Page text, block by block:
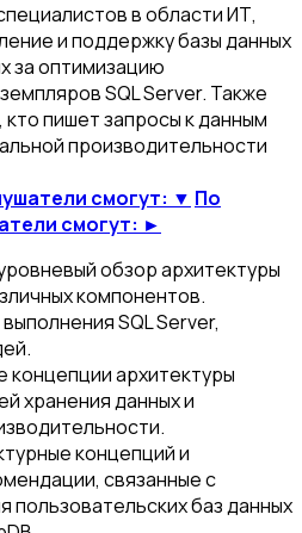
в области ИТ,
и поддержку базы данных
за оптимизацию
SQL Server. Также
пишет запросы к данным
производительности
смогут: ▼ По
смогут: ►
обзор архитектуры
компонентов.
SQL Server,
концепции архитектуры
хранения данных и
концепций и
связанные с
пользовательских баз данных